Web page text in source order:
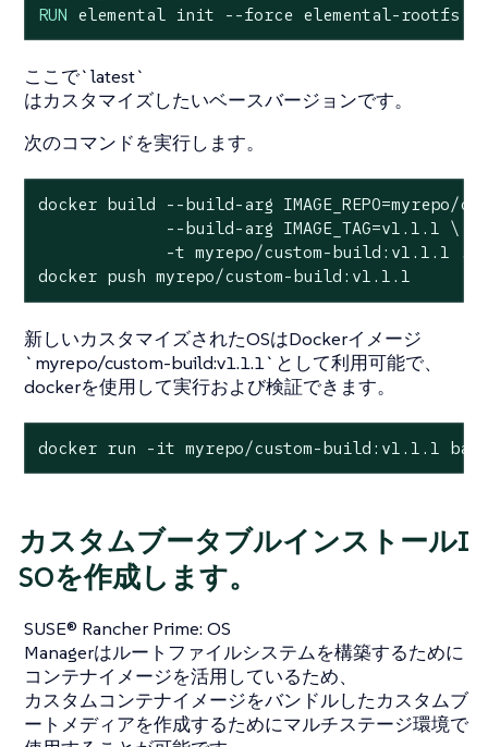
RUN elemental init --force elemental-
ここで`latest`
はカスタマイズしたいベースバージョンです。
次のコマンドを実行します。
docker build --build-arg IMAGE_REPO=myrepo/
             --build-arg IMAGE_TAG=v1.1.1 \
             -t myrepo/custom-build:v1.1.1 .
docker push myrepo/custom-build:v1.1.1
新しいカスタマイズされたOSはDockerイメージ
`myrepo/custom-build:v1.1.1`として利用可能で、
dockerを使用して実行および検証できます。
docker run -it myrepo/custom-build:v1.1.1 bash
カスタムブータブルインストールI
SOを作成します。
SUSE® Rancher Prime: OS
Managerはルートファイルシステムを構築するために
コンテナイメージを活用しているため、
カスタムコンテナイメージをバンドルしたカスタムブ
ートメディアを作成するためにマルチステージ環境で